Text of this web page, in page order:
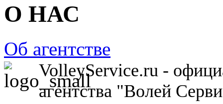
О НАС
Об агентстве
VolleyService.ru -
агентства "Волей